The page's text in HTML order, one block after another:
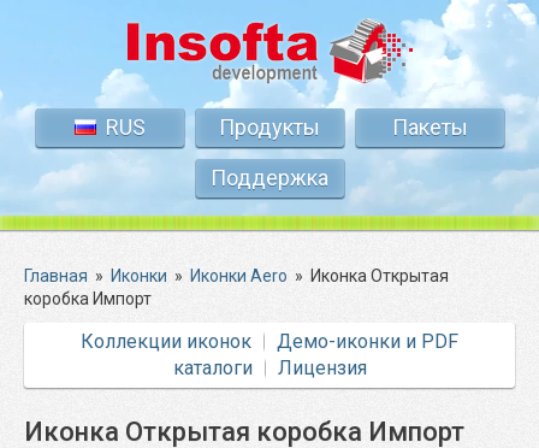
RUS Продукты
Пакеты
Поддержка
Главная » Иконки » Иконки Aero » Иконка Открытая
коробка Импорт
Коллекции иконок
Демо-иконки и PDF
каталоги
Лицензия
Иконка Открытая коробка Импорт